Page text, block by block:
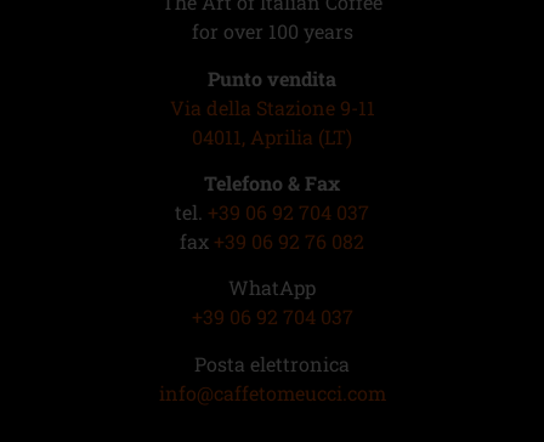
for over 100 years
Punto vendita
Via della Stazione 9-11
04011, Aprilia (LT)
Telefono & Fax
tel. +39 06 92 704 037
fax +39 06 92 76 082
WhatApp
+39 06 92 704 037
Posta elettronica
info@caffetomeucci.com